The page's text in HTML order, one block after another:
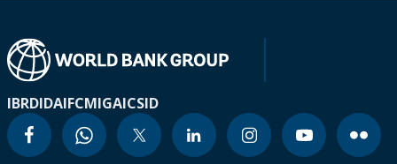
IBRDIDAIFCMIGAICSID